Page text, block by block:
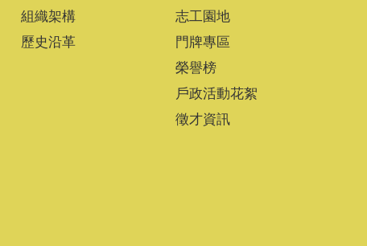
組織架構
歷史沿革
志工園地
門牌專區
榮譽榜
戶政活動花絮
徵才資訊